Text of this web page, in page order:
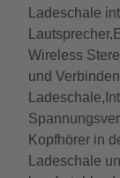
Ladeschale
Wireless
und
Kopfhörer in
Ladeschale